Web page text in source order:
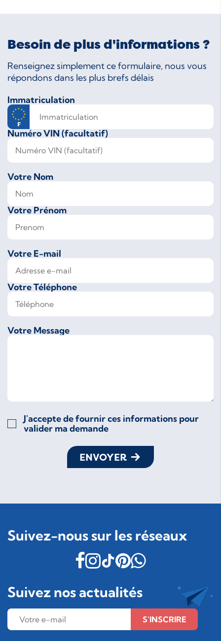
Besoin de plus d'informations ?
Renseignez simplement ce formulaire, nous vous
répondons dans les plus brefs délais
Immatriculation
Numéro VIN (facultatif)
Votre Nom
Votre Prénom
Votre E-mail
Votre Téléphone
Votre Message
J'accepte de fournir ces informations pour
valider ma demande
ENVOYER
Suivez-nous sur les réseaux
Suivez nos actualités
S'INSCRIRE